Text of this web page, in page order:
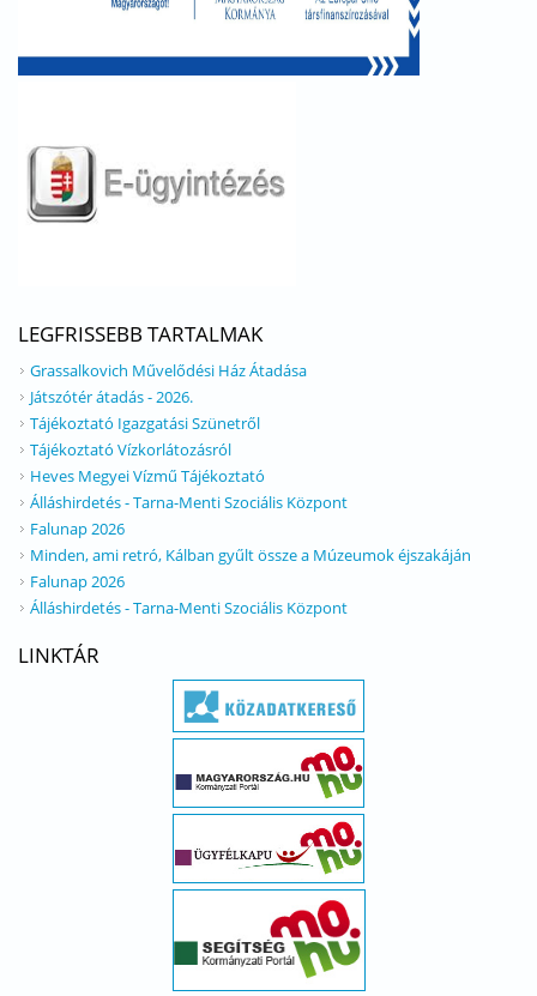
LEGFRISSEBB TARTALMAK
Grassalkovich Művelődési Ház Átadása
Játszótér átadás - 2026.
Tájékoztató Igazgatási Szünetről
Tájékoztató Vízkorlátozásról
Heves Megyei Vízmű Tájékoztató
Álláshirdetés - Tarna-Menti Szociális Központ
Falunap 2026
Minden, ami retró, Kálban gyűlt össze a Múzeumok éjszakáján
Falunap 2026
Álláshirdetés - Tarna-Menti Szociális Központ
LINKTÁR